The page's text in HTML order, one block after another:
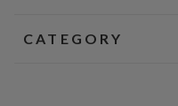
CATEGORY